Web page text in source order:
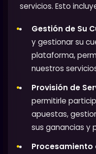
servicios. Esto
Gestión de Su
y gestionar su
plataforma,
nuestros
Provisión de
permitirle
apuestas,
sus ganancias y
Procesamiento